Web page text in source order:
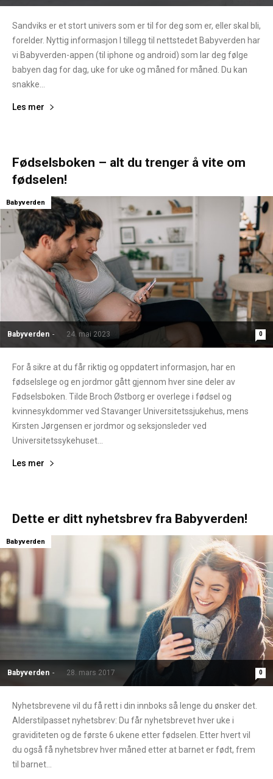
Sandviks er et stort univers som er til for deg som er, eller skal bli,
forelder. Nyttig informasjon I tillegg til nettstedet Babyverden har
vi Babyverden-appen (til iphone og android) som lar deg følge
babyen dag for dag, uke for uke og måned for måned. Du kan
snakke...
Les mer
Fødselsboken – alt du trenger å vite om
fødselen!
Babyverden - 24. mai 2023 0
Babyverden
For å sikre at du får riktig og oppdatert informasjon, har en
fødselslege og en jordmor gått gjennom hver sine deler av
Fødselsboken. Tilde Broch Østborg er overlege i fødsel og
kvinnesykdommer ved Stavanger Universitetssjukehus, mens
Kirsten Jørgensen er jordmor og seksjonsleder ved
Universitetssykehuset...
Les mer
Dette er ditt nyhetsbrev fra Babyverden!
Babyverden - 28. mars 2017 0
Babyverden
Nyhetsbrevene vil du få rett i din innboks så lenge du ønsker det.
Alderstilpasset nyhetsbrev: Du får nyhetsbrevet hver uke i
graviditeten og de første 6 ukene etter fødselen. Etter hvert vil
du også få nyhetsbrev hver måned etter at barnet er født, frem
til barnet...